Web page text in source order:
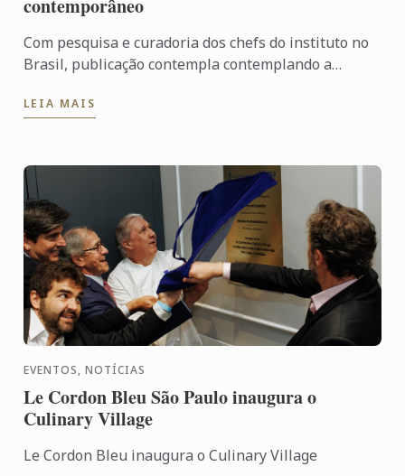
contemporâneo
Com pesquisa e curadoria dos chefs do instituto no
Brasil, publicação contempla contemplando a
com as mais ...
LEIA MAIS
EVENTOS, NOTÍCIAS
Le Cordon Bleu São Paulo inaugura o
Culinary Village
Le Cordon Bleu inaugura o Culinary Village